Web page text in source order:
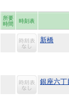
所要
時間
時刻表
新橋
銀座六丁